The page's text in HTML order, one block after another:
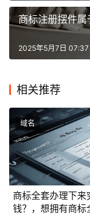
商标注册摆件属
2025年5月7日 07:37
相关推荐
域名
商标全套办理下来
钱？，想拥有商标